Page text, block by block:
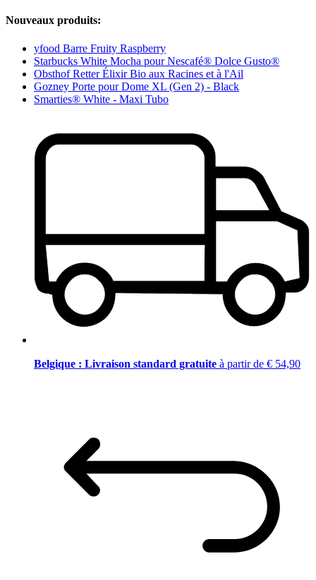
Nouveaux produits:
yfood Barre Fruity Raspberry
Starbucks White Mocha pour Nescafé® Dolce Gusto®
Obsthof Retter Élixir Bio aux Racines et à l'Ail
Gozney Porte pour Dome XL (Gen 2) - Black
Smarties® White - Maxi Tubo
Belgique : Livraison standard gratuite à partir de € 54,90